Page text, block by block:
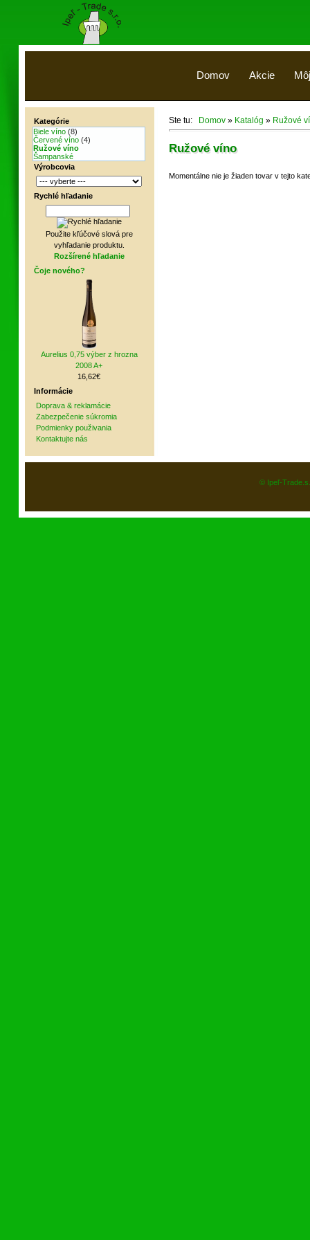
Domov Akcie
Ste tu: Domov » Katalóg » Ružové
Ružové víno
Momentálne nie je žiaden tovar v tejto
Kategórie
Biele víno (8)
Červené víno (4)
Ružové víno
Šampanské
Výrobcovia
Rychlé hľadanie
Použite kľúčové slová pre
vyhľadanie produktu.
Rozšírené hľadanie
Čoje nového?
Aurelius 0,75 výber z hrozna
2008 A+
16,62€
Informácie
Doprava & reklamácie
Zabezpečenie súkromia
Podmienky použivania
Kontaktujte nás
© Ipeľ-